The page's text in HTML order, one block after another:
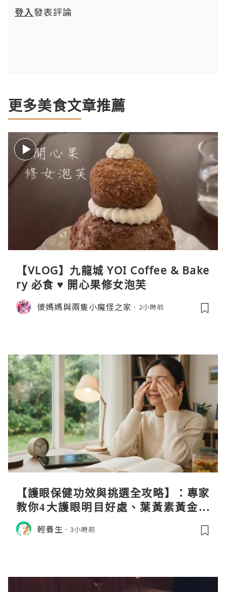
登入發表評論
更多美食文章推薦
【VLOG】九龍城 YOI Coffee & Bake
ry 必食 ♥ 開心果修女泡芙
儍媽媽與兩隻小魔怪之家 2小時前
【護眼保健功效與挑選全攻略】：專家
教你4大護眼明目好處、葉黃素黃金比
例與挑選秘訣
輕養生 3小時前